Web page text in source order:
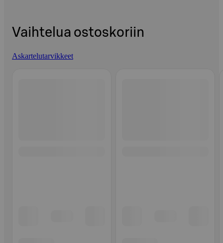
Vaihtelua ostoskoriin
Askartelutarvikkeet